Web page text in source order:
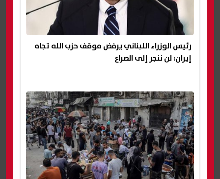
رئيس الوزراء اللبناني يرفض موقف حزب الله تجاه
إيران: لن ننجر إلى الصراع